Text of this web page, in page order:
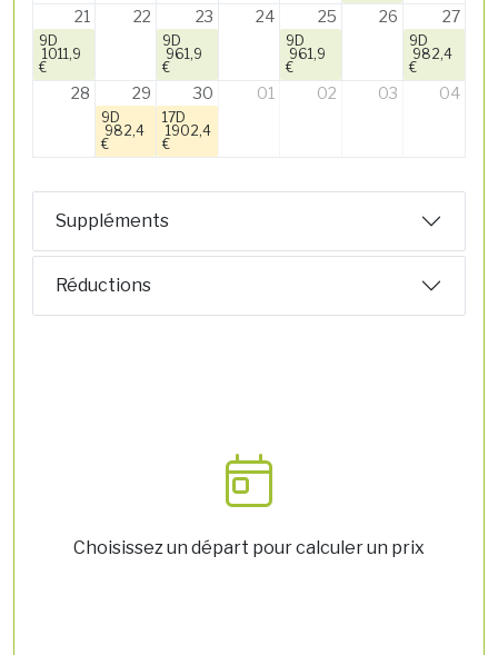
21
9D
1011,9
€
22 23
9D
961,9
€
24 25
9D
961,9
€
26 27
9D
982,4
€
28 29
9D
982,4
€
30
17D
1902,4
€
01 02 03 04
Suppléments
Réductions
Choisissez un départ pour calculer un prix